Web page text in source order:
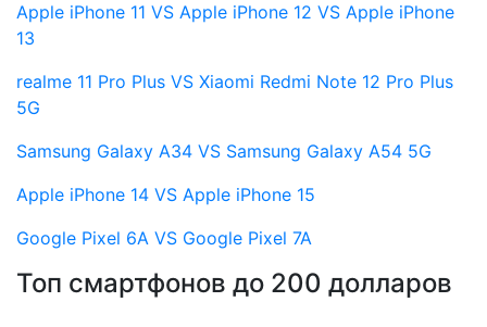
Apple iPhone 11 VS Apple iPhone 12 VS Apple iPhone
13
realme 11 Pro Plus VS Xiaomi Redmi Note 12 Pro Plus
5G
Samsung Galaxy A34 VS Samsung Galaxy A54 5G
Apple iPhone 14 VS Apple iPhone 15
Google Pixel 6A VS Google Pixel 7A
Топ смартфонов до 200 долларов